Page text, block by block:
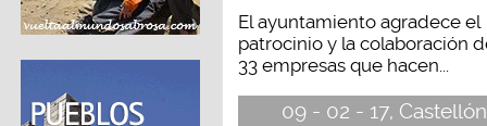
El ayuntamiento agradece el
patrocinio y la colaboración
33 empresas que hacen...
09 - 02 - 17, Castellón